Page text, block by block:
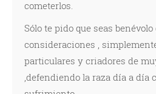
cometerlos.
Sólo te pido que seas benévolo
consideraciones ,
particulares y criadores de
,defendiendo la raza día a día